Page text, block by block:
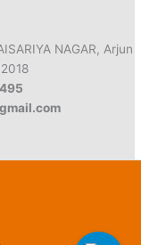
NAGAR, Arjun